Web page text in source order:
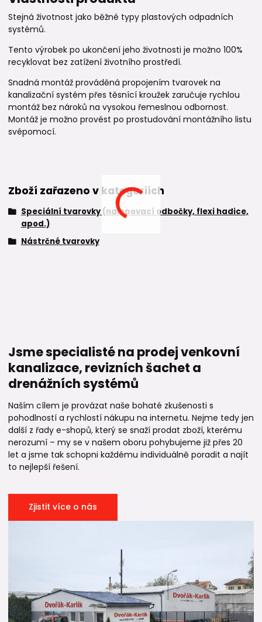
Stejná životnost jako běžné typy plastových odpadních
systémů.
Tento výrobek po ukončení jeho životnosti je možno 100%
recyklovat bez zatížení životního prostředí.
Snadná montáž prováděná propojením tvarovek na
kanalizační systém přes těsnící kroužek zaručuje rychlou
montáž bez nároků na vysokou řemeslnou odbornost.
Montáž je možno provést po prostudování montážního listu
svépomocí.
Zboží zařazeno v kategoriích
Speciální tvarovky (nalepovací odbočky, flexi hadice,
apod.)
Nástrčné tvarovky
Jsme specialisté na prodej venkovní
kanalizace, revizních šachet a
drenážních systémů
Naším cílem je provázat naše bohaté zkušenosti s
pohodlností a rychlostí nákupu na internetu. Nejme tedy jen
další z řady e-shopů, který se snaží prodat zboží, kterému
nerozumí – my se v našem oboru pohybujeme již přes 20
let a jsme tak schopni každému individuálně poradit a najít
to nejlepší řešení.
Zjistit více o nás